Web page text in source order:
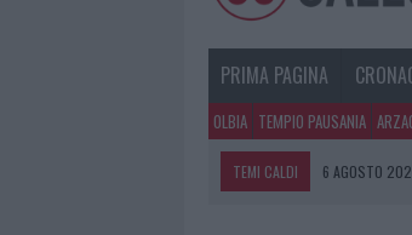
PRIMA PAGINA
OLBIA TEMPIO PAUSANIA
TEMI CALDI 6 AGOSTO